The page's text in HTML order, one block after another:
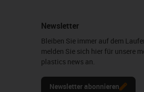
Newsletter
Bleiben Sie immer auf dem
melden Sie sich hier für unsere
plastics news an.
Newsletter abonnieren